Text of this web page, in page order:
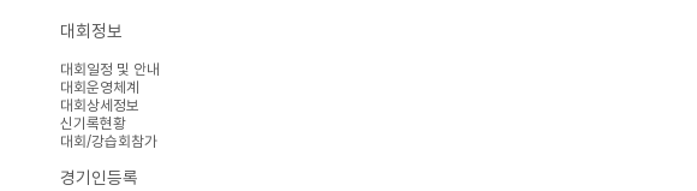
대회정보
대회일정 및 안내
대회운영체계
대회상세정보
신기록현황
대회/강습회참가
경기인등록